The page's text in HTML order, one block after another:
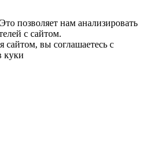
позволяет нам анализировать
с сайтом.
сайтом, вы соглашаетесь с
куки